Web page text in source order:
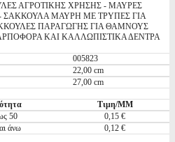
ΑΓΡΟΤΙΚΗΣ ΧΡΗΣΗΣ - ΜΑΥΡΕΣ
ΜΑΥΡΗ ΜΕ ΤΡΥΠΕΣ ΓΙΑ
ΠΑΡΑΓΩΓΗΣ ΓΙΑ ΘΑΜΝΟΥΣ
ΚΑΙ ΚΑΛΛΩΠΙΣΤΙΚΑ ΔΕΝΤΡΑ
005823
22,00 cm
27,00 cm
Τιμη/ΜΜ
50
0,15 €
άνω
0,12 €